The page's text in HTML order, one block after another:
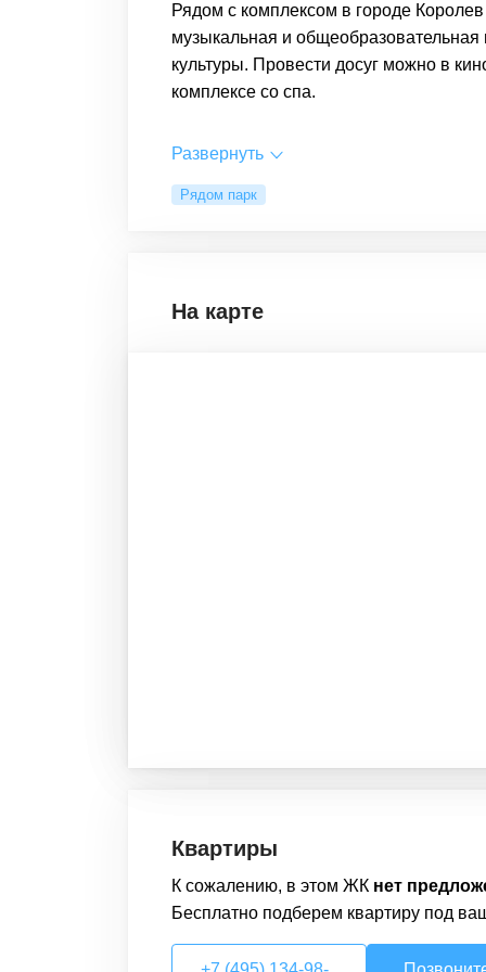
Рядом с комплексом в городе
музыкальная и
культуры. Провести досуг можно в
комплексе со спа.
Развернуть
Рядом парк
На карте
Квартиры
К сожалению, в этом ЖК нет
Бесплатно подберем квартиру под